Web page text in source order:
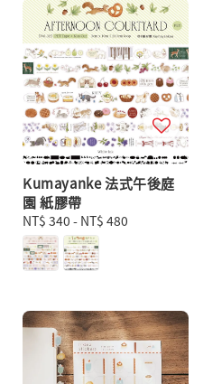
Kumayanke 法式午後庭
園 紙膠帶
Regular
price
NT$ 340 - NT$ 480